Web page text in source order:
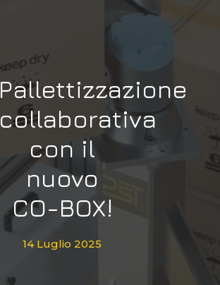
Pallettizzazione
collaborativa
con il
nuovo
CO-BOX!
14 Luglio 2025